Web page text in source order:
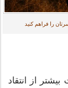
را فراهم کنید
از انتقاد